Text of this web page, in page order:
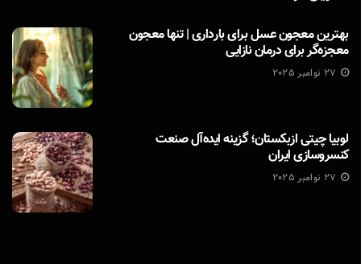
بهترین معجون عسل برای بارداری | تنها معجون
معجزه‌گر برای درمان نازایی
27 نوامبر 2025
لوبیا چیتی ازبکستان؛ گزینه ایده‌آل صنعت
کنسروسازی ایران
27 نوامبر 2025